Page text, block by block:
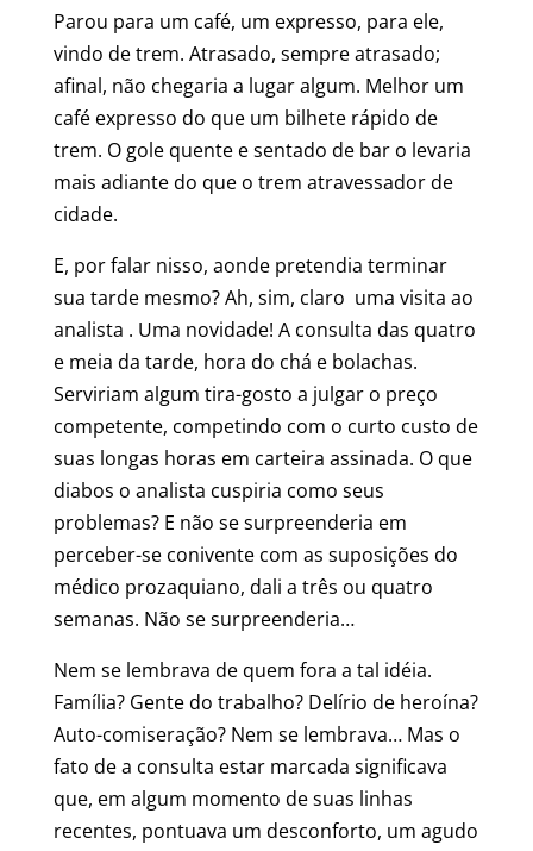
Parou para um café, um expresso, para ele,
vindo de trem. Atrasado, sempre atrasado;
afinal, não chegaria a lugar algum. Melhor um
café expresso do que um bilhete rápido de
trem. O gole quente e sentado de bar o levaria
mais adiante do que o trem atravessador de
cidade.
E, por falar nisso, aonde pretendia terminar
sua tarde mesmo? Ah, sim, claro uma visita ao
analista . Uma novidade! A consulta das quatro
e meia da tarde, hora do chá e bolachas.
Serviriam algum tira-gosto a julgar o preço
competente, competindo com o curto custo de
suas longas horas em carteira assinada. O que
diabos o analista cuspiria como seus
problemas? E não se surpreenderia em
perceber-se conivente com as suposições do
médico prozaquiano, dali a três ou quatro
semanas. Não se surpreenderia…
Nem se lembrava de quem fora a tal idéia.
Família? Gente do trabalho? Delírio de heroína?
Auto-comiseração? Nem se lembrava… Mas o
fato de a consulta estar marcada significava
que, em algum momento de suas linhas
recentes, pontuava um desconforto, um agudo